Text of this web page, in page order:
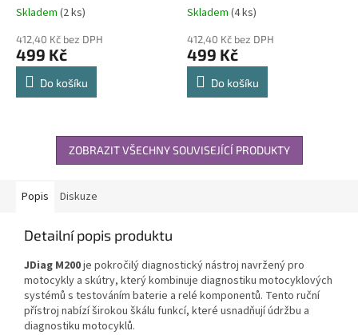
Skladem (2 ks)
412,40 Kč bez DPH
499 Kč
Do košíku
Skladem (4 ks)
412,40 Kč bez DPH
499 Kč
Do košíku
ZOBRAZIT VŠECHNY SOUVISEJÍCÍ PRODUKTY
Popis Diskuze
Detailní popis produktu
JDiag M200je pokročilý diagnostický nástroj navržený pro
motocykly a skútry, který kombinuje diagnostiku motocyklových
systémů s testováním baterie a relé komponentů. Tento ruční
přístroj nabízí širokou škálu funkcí, které usnadňují údržbu a
diagnostiku motocyklů.